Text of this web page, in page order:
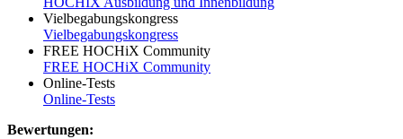
Vielbegabungskongress
Vielbegabungskongress
FREE HOCHiX Community
FREE HOCHiX Community
Online-Tests
Online-Tests
Bewertungen: